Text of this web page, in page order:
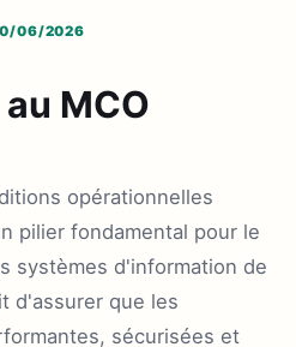
06/2026
MCO
opérationnelles
pilier fondamental pour le
systèmes d'information de
d'assurer que les
sécurisées et